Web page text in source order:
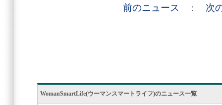
前のニュース : 次
WomanSmartLife(ウーマンスマートライフ)のニュース一覧